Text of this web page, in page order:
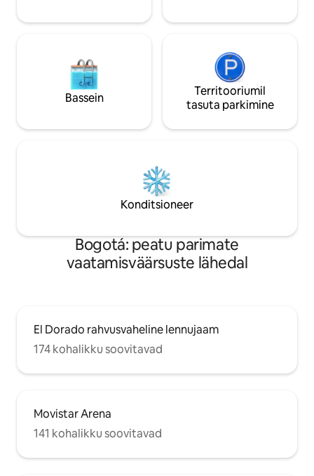
kaubanduspiirkonnast ning on rahulik
Seitsmendal võistlusel on linna
bussijaamad Kogu piirkonnas on lihtne ja
turvaline jalgrattaga sõita, laadi alla
rakendus SITP ja külasta linna . Korteri
puhkusereisiks
Bassein
Territooriumil
tasuta parkimine
Konditsioneer
Bogotá: peatu parimate
vaatamisväärsuste lähedal
El Dorado rahvusvaheline lennujaam
174 kohalikku soovitavad
Movistar Arena
141 kohalikku soovitavad